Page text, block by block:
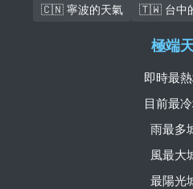
🇨🇳 寧波的天氣
🇹🇼 台中
極端
即時最
目前最
雨最多
風最大
最陽光